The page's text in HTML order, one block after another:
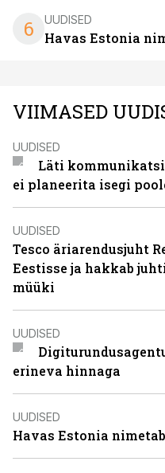
6 UUDISED
Havas Estonia
VIIMASED
UUDISED
Läti
ei planeerita isegi
UUDISED
Tesco äriarendusjuht
Eestisse ja hakkab
müüki
UUDISED
erineva hinnaga
UUDISED
Havas Estonia